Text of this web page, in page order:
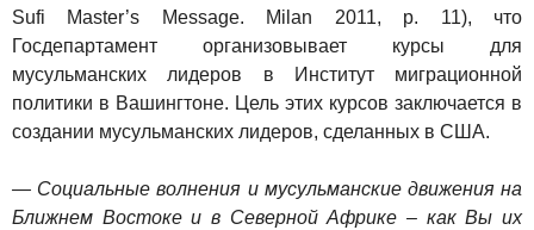
Sufi Master’s Message. Milan 2011, p. 11), что
Госдепартамент организовывает курсы для
мусульманских лидеров в Институт миграционной
политики в Вашингтоне. Цель этих курсов заключается в
создании мусульманских лидеров, сделанных в США.
— Социальные волнения и мусульманские движения на
Ближнем Востоке и в Северной Африке – как Вы их